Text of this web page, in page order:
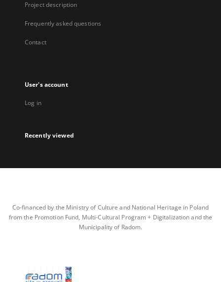
Project description
Frequently asked questions
Contact
User's account
Log in
Recently viewed
Co-financed by the Ministry of Culture and National Heritage in Poland
from the Promotion Fund, Multi-Cultural Program + Digitalization and the
Municipality of Radom.